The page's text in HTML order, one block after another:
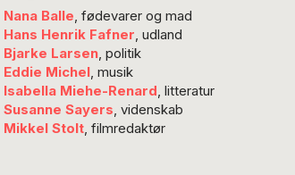
Nana Balle, fødevarer og mad
Hans Henrik Fafner, udland
Bjarke Larsen, politik
Eddie Michel, musik
Isabella Miehe-Renard, litteratur
Susanne Sayers, videnskab
Mikkel Stolt, filmredaktør